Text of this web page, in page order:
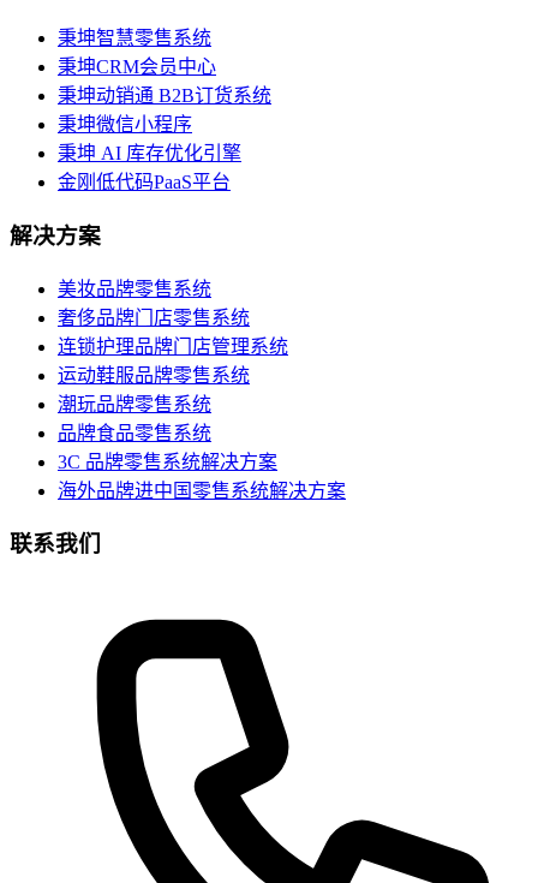
秉坤智慧零售系统
秉坤CRM会员中心
秉坤动销通 B2B订货系统
秉坤微信小程序
秉坤 AI 库存优化引擎
金刚低代码PaaS平台
解决方案
美妆品牌零售系统
奢侈品牌门店零售系统
连锁护理品牌门店管理系统
运动鞋服品牌零售系统
潮玩品牌零售系统
品牌食品零售系统
3C 品牌零售系统解决方案
海外品牌进中国零售系统解决方案
联系我们